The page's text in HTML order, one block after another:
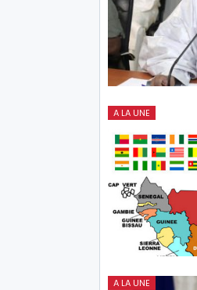
A LA UNE
A LA UNE